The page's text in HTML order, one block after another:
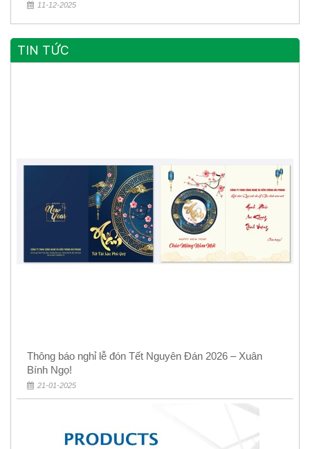
11-12-2025
TIN TỨC
Thông báo nghỉ lễ đón Tết Nguyên Đán 2026 – Xuân
Bính Ngọ!
21-01-2025